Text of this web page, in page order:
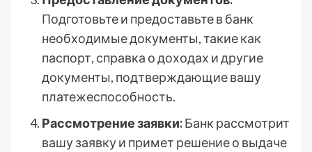
Подготовьте и предоставьте в банк
необходимые документы, такие как
паспорт, справка о доходах и другие
документы, подтверждающие вашу
платежеспособность.
Рассмотрение заявки:Банк рассмотрит
вашу заявку и примет решение о выдаче